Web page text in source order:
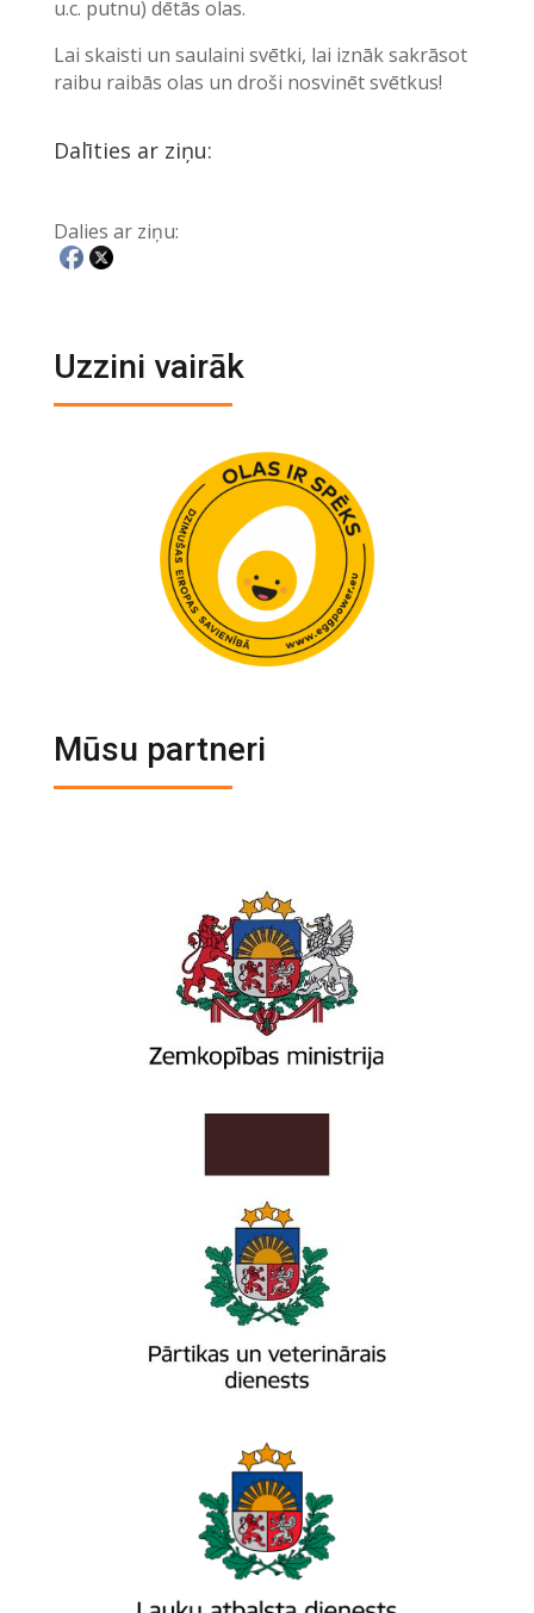
u.c. putnu) dētās olas.
Lai skaisti un saulaini svētki, lai iznāk sakrāsot
raibu raibās olas un droši nosvinēt svētkus!
Dalīties ar ziņu:
Dalies ar ziņu:
Uzzini vairāk
Mūsu partneri